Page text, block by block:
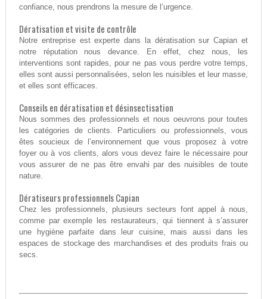
confiance, nous prendrons la mesure de l’urgence.
Dératisation et visite de contrôle
Notre entreprise est experte dans la dératisation sur Capian et
notre réputation nous devance. En effet, chez nous, les
interventions sont rapides, pour ne pas vous perdre votre temps,
elles sont aussi personnalisées, selon les nuisibles et leur masse,
et elles sont efficaces.
Conseils en dératisation et désinsectisation
Nous sommes des professionnels et nous oeuvrons pour toutes
les catégories de clients. Particuliers ou professionnels, vous
êtes soucieux de l’environnement que vous proposez à votre
foyer ou à vos clients, alors vous devez faire le nécessaire pour
vous assurer de ne pas être envahi par des nuisibles de toute
nature.
Dératiseurs professionnels Capian
Chez les professionnels, plusieurs secteurs font appel à nous,
comme par exemple les restaurateurs, qui tiennent à s’assurer
une hygiène parfaite dans leur cuisine, mais aussi dans les
espaces de stockage des marchandises et des produits frais ou
secs.